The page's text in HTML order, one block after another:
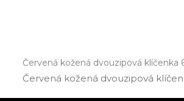
Červená kožená dvouzipová klíčenka
Červená kožená dvouzipová